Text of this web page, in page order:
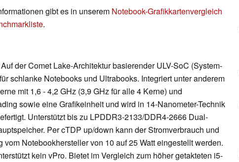
gibt es in unserem Notebook-Grafikkartenvergleich
.
der Comet Lake-Architektur basierender ULV-SoC (System-
schlanke Notebooks und Ultrabooks. Integriert unter anderem
mit 1,6 - 4,2 GHz (3,9 GHz für alle 4 Kerne) und
sowie eine Grafikeinheit und wird in 14-Nanometer-Technik
Unterstützt bis zu LPDDR3-2133/DDR4-2666 Dual-
Per cTDP up/down kann der Stromverbrauch und
vom Notebookhersteller von 10 auf 25 Watt eingestellt werden.
kein vPro. Bietet im Vergleich zum höher getakteten i5-